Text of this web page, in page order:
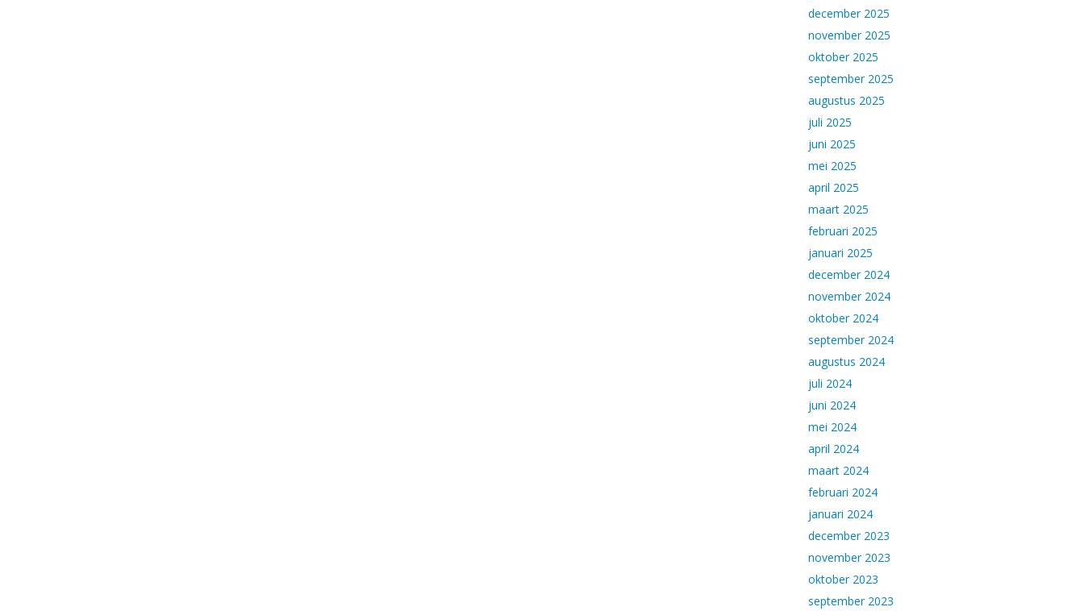
december 2025
november 2025
oktober 2025
september 2025
augustus 2025
juli 2025
juni 2025
mei 2025
april 2025
maart 2025
februari 2025
januari 2025
december 2024
november 2024
oktober 2024
september 2024
augustus 2024
juli 2024
juni 2024
mei 2024
april 2024
maart 2024
februari 2024
januari 2024
december 2023
november 2023
oktober 2023
september 2023